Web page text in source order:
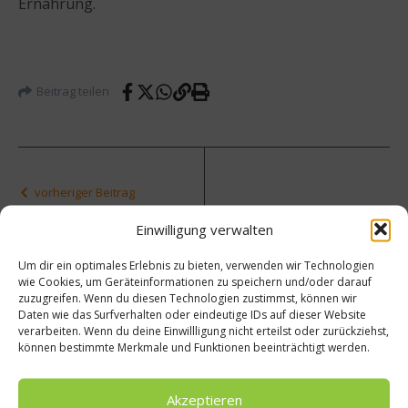
Einwilligung verwalten
Um dir ein optimales Erlebnis zu bieten, verwenden wir Technologien
wie Cookies, um Geräteinformationen zu speichern und/oder darauf
zuzugreifen. Wenn du diesen Technologien zustimmst, können wir
Daten wie das Surfverhalten oder eindeutige IDs auf dieser Website
verarbeiten. Wenn du deine Einwillligung nicht erteilst oder zurückziehst,
können bestimmte Merkmale und Funktionen beeinträchtigt werden.
Akzeptieren
Beitrag teilen
vorheriger Beitrag
cht
urt:
Mit
dem 1.
Liga-
Schop
eine
erfolg
Desse
rt-
Tipp:
Blaube
erpfan
chen
von